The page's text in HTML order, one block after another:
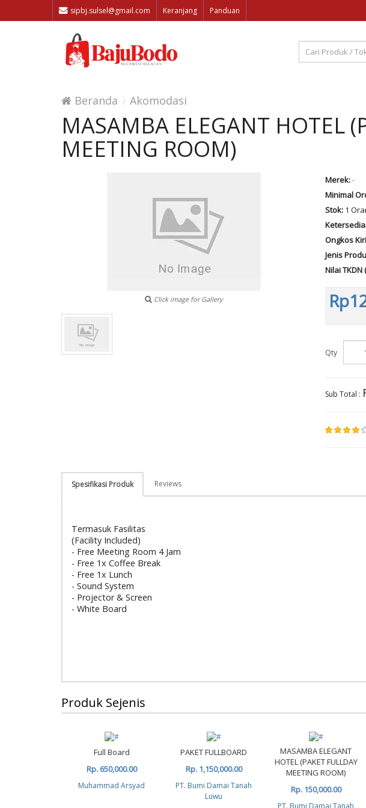
sipbj.sulsel@gmail.com Keranjang Panduan
Beranda Akomodasi
MASAMBA ELEGANT HOTEL
MEETING ROOM)
Click image for Gallery
Merek:-
Minimal
Stok:1
Ongkos
Jenis
Nilai TKDN
Qty
Sub Total :
Spesifikasi Produk Reviews
Termasuk Fasilitas
(Facility Included)
- Free Meeting Room 4 Jam
- Free 1x Coffee Break
- Free 1x Lunch
- Sound System
- Projector & Screen
- White Board
Produk Sejenis
Full Board
Rp. 650,000.00
Muhammad Arsyad
PAKET FULLBOARD
Rp. 1,150,000.00
PT. Bumi Damai Tanah
Luwu
MASAMBA ELEGANT
HOTEL (PAKET FULLDAY
MEETING ROOM)
Rp. 150,000.00
PT. Bumi Damai Tanah